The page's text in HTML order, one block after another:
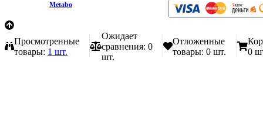
Metabo
Просмотренные
товары: 1 шт.
Ожидает
сравнения: 0
шт.
Отложенные
товары: 0 шт.
0